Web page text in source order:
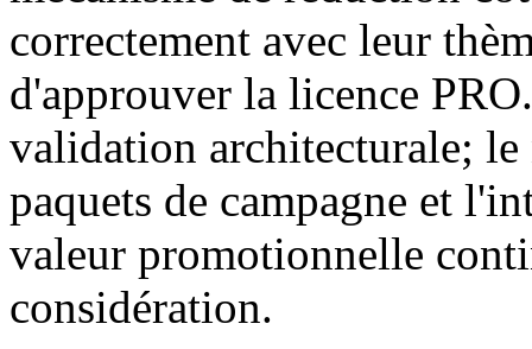
correctement avec leur
d'approuver la licence
validation architecturale;
paquets de campagne et
valeur promotionnelle
considération.